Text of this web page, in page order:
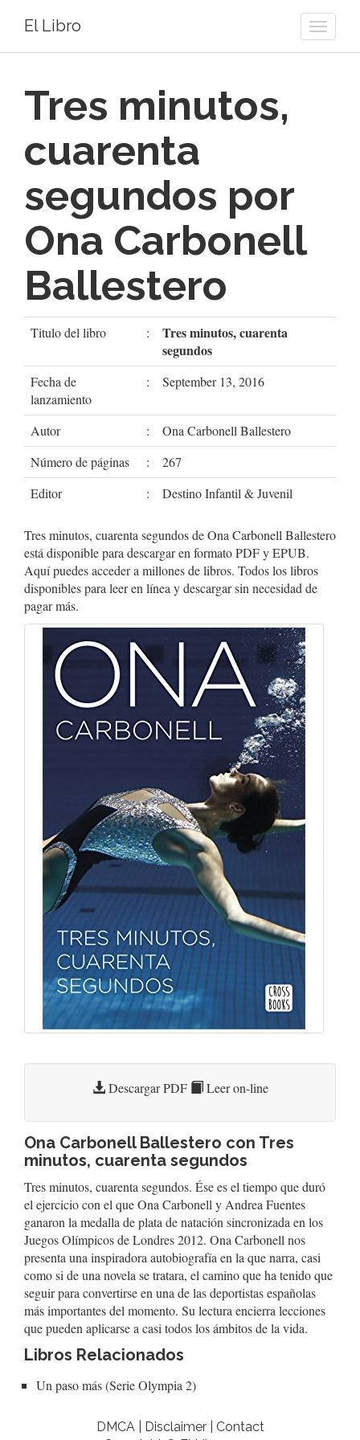
Toggle
El Libro
Tres minutos,
cuarenta
segundos por
Ona Carbonell
Ballestero
Titulo del libro :
Tres minutos, cuarenta
segundos
Fecha de
lanzamiento
: September 13, 2016
Autor :
Ona Carbonell Ballestero
Número de páginas
:
267
Editor
: Destino Infantil & Juvenil
Tres minutos, cuarenta segundos de Ona Carbonell Ballestero
está disponible para descargar en formato PDF y EPUB.
Aquí puedes acceder a millones de libros. Todos los libros
disponibles para leer en línea y descargar sin necesidad de
pagar más.
Descargar PDF Leer on-line
Ona Carbonell Ballestero con Tres
minutos, cuarenta segundos
Tres minutos, cuarenta segundos. Ése es el tiempo que duró
el ejercicio con el que Ona Carbonell y Andrea Fuentes
ganaron la medalla de plata de natación sincronizada en los
Juegos Olímpicos de Londres 2012. Ona Carbonell nos
presenta una inspiradora autobiografía en la que narra, casi
como si de una novela se tratara, el camino que ha tenido que
seguir para convertirse en una de las deportistas españolas
más importantes del momento. Su lectura encierra lecciones
que pueden aplicarse a casi todos los ámbitos de la vida.
Libros Relacionados
Un paso más (Serie Olympia 2)
DMCA | Disclaimer | Contact